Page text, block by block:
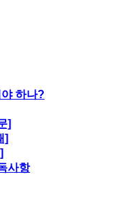
하나?
]
]
사항